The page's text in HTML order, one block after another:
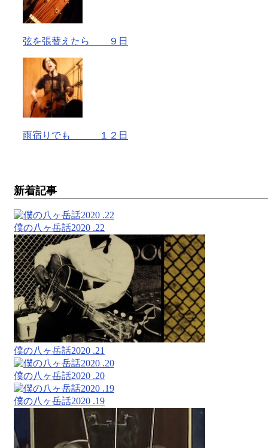
弦を張替えたら ９日
雨宿りでも １２日
新着記事
僕の八ヶ岳話2020 .22
僕の八ヶ岳話2020 .21
僕の八ヶ岳話2020 .20
僕の八ヶ岳話2020 .19